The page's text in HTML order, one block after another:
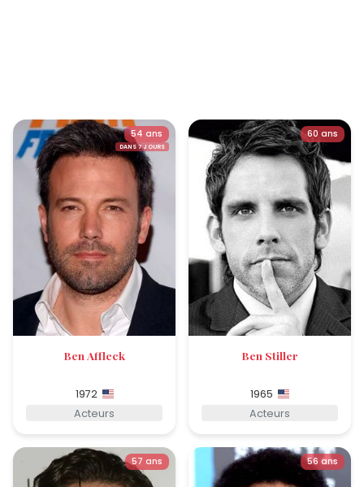
54 ans
DANS 7 JOURS
Ben Affleck
1972
Acteurs
60 ans
Ben Stiller
1965
Acteurs
57 ans 56 ans